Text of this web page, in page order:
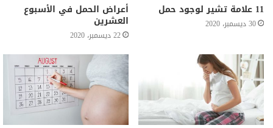
11 علامة تشير لوجود حمل
30 ديسمبر، 2020
أعراض الحمل في الأسبوع
العشرين
22 ديسمبر، 2020